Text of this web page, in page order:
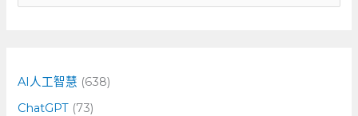
字
:
AI人工智慧 (638)
ChatGPT (73)